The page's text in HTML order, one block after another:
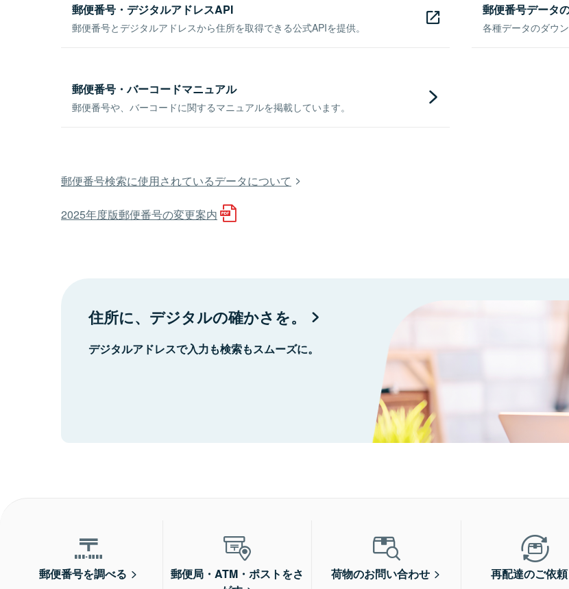
郵便番号・デジタルアドレスAPI
郵便番号とデジタルアドレスから住所を取得できる公式APIを提供。
郵便番号データ
各種データのダウ
郵便番号・バーコードマニュアル
郵便番号や、バーコードに関するマニュアルを掲載しています。
郵便番号検索に使用されているデータについて
2025年度版郵便番号の変更案内
住所に、デジタルの確かさを。
デジタルアドレスで入力も検索もスムーズに。
郵便番号を調べる
郵便局・ATM・ポストをさ
荷物のお問い合わせ 再配達のご依頼